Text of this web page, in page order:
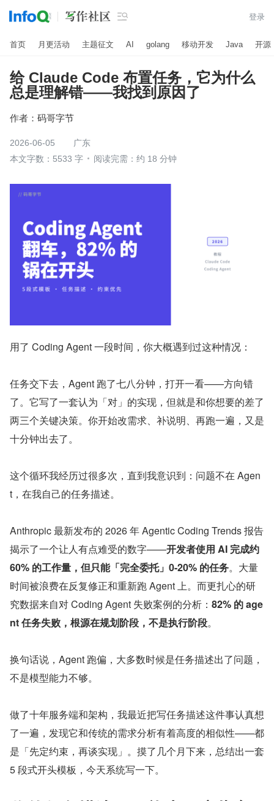
 登录
首页 月更活动 主题征文 AI golang 移动开发 Java 开源
给 Claude Code 布置任务，它为什么
总是理解错——我找到原因了
作者： 码哥字节
2026-06-05
广东
本文字数：5533 字
阅读完需：约 18 分钟
用了 Coding Agent 一段时间，你大概遇到过这种情况：
任务交下去，Agent 跑了七八分钟，打开一看——方向错
了。它写了一套认为「对」的实现，但就是和你想要的差了
两三个关键决策。你开始改需求、补说明、再跑一遍，又是
十分钟出去了。
这个循环我经历过很多次，直到我意识到：问题不在 Agen
t，在我自己的任务描述。
Anthropic 最新发布的 2026 年 Agentic Coding Trends 报告
揭示了一个让人有点难受的数字——开发者使用 AI 完成约
60% 的工作量，但只能「完全委托」0-20% 的任务。大量
时间被浪费在反复修正和重新跑 Agent 上。而更扎心的研
究数据来自对 Coding Agent 失败案例的分析： 82% 的 age
nt 任务失败，根源在规划阶段，不是执行阶段。
换句话说，Agent 跑偏，大多数时候是任务描述出了问题，
不是模型能力不够。
做了十年服务端和架构，我最近把写任务描述这件事认真想
了一遍，发现它和传统的需求分析有着高度的相似性——都
是「先定约束，再谈实现」。摸了几个月下来，总结出一套
5 段式开头模板，今天系统写一下。